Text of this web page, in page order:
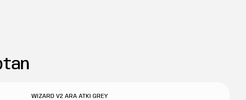
WIZARD V2 ARA ATKI GREY